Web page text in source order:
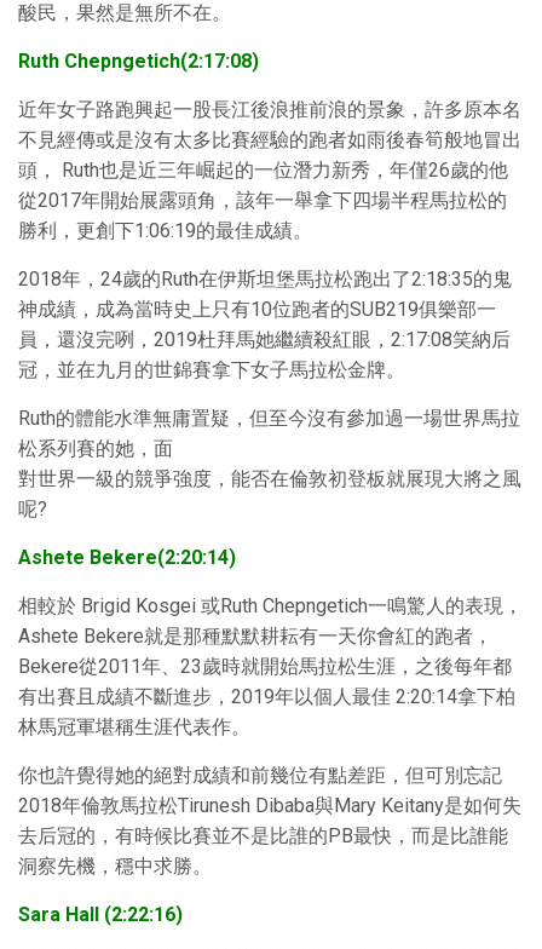
酸民，果然是無所不在。
Ruth Chepngetich(2:17:08)
近年女子路跑興起一股長江後浪推前浪的景象，許多原本名
不見經傳或是沒有太多比賽經驗的跑者如雨後春筍般地冒出
頭， Ruth也是近三年崛起的一位潛力新秀，年僅26歲的他
從2017年開始展露頭角，該年一舉拿下四場半程馬拉松的
勝利，更創下1:06:19的最佳成績。
2018年，24歲的Ruth在伊斯坦堡馬拉松跑出了2:18:35的鬼
神成績，成為當時史上只有10位跑者的SUB219俱樂部一
員，還沒完咧，2019杜拜馬她繼續殺紅眼，2:17:08笑納后
冠，並在九月的世錦賽拿下女子馬拉松金牌。
Ruth的體能水準無庸置疑，但至今沒有參加過一場世界馬拉
松系列賽的她，面
對世界一級的競爭強度，能否在倫敦初登板就展現大將之風
呢?
Ashete Bekere(2:20:14)
相較於 Brigid Kosgei 或Ruth Chepngetich一鳴驚人的表現，
Ashete Bekere就是那種默默耕耘有一天你會紅的跑者，
Bekere從2011年、23歲時就開始馬拉松生涯，之後每年都
有出賽且成績不斷進步，2019年以個人最佳 2:20:14拿下柏
林馬冠軍堪稱生涯代表作。
你也許覺得她的絕對成績和前幾位有點差距，但可別忘記
2018年倫敦馬拉松Tirunesh Dibaba與Mary Keitany是如何失
去后冠的，有時候比賽並不是比誰的PB最快，而是比誰能
洞察先機，穩中求勝。
Sara Hall (2:22:16)